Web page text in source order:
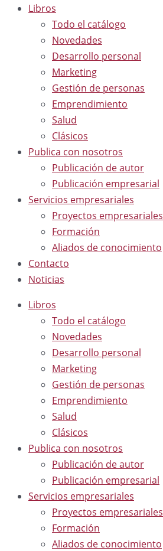
Libros
Todo el catálogo
Novedades
Desarrollo personal
Marketing
Gestión de personas
Emprendimiento
Salud
Clásicos
Publica con nosotros
Publicación de autor
Publicación empresarial
Servicios empresariales
Proyectos empresariales
Formación
Aliados de conocimiento
Contacto
Noticias
Libros
Todo el catálogo
Novedades
Desarrollo personal
Marketing
Gestión de personas
Emprendimiento
Salud
Clásicos
Publica con nosotros
Publicación de autor
Publicación empresarial
Servicios empresariales
Proyectos empresariales
Formación
Aliados de conocimiento